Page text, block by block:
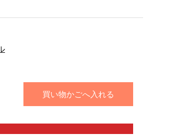
買い物かごへ入れる